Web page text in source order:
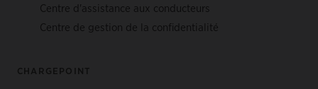
Centre d'assistance aux conducteurs
Centre de gestion de la confidentialité
CHARGEPOINT